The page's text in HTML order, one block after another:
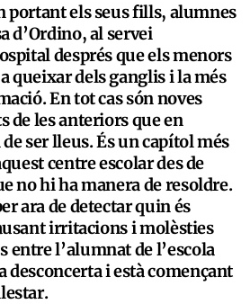
portant els seus fills, alumnes
d’Ordino, al servei
després que els menors
queixar dels ganglis i la més
En tot cas són noves
de les anteriors que en
ser lleus. És un capítol més
centre escolar des de
no hi ha manera de resoldre.
ara de detectar quin és
irritacions i molèsties
entre l’alumnat de l’escola
desconcerta i està començant